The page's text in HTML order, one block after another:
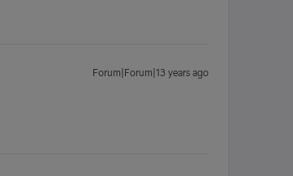
Forum|Forum|13 years ago